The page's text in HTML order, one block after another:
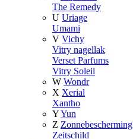
The Remedy
U Uriage
Umami
V Vichy
Vitry nagellak
Verset Parfums
Vitry Soleil
W Wondr
X Xerial
Xantho
YYun
Z Zonnebescherming
Zeitschild